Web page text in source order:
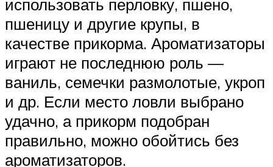
использовать перловку, пшено,
пшеницу и другие крупы, в
качестве прикорма. Ароматизаторы
играют не последнюю роль —
ваниль, семечки размолотые, укроп
и др. Если место ловли выбрано
удачно, а прикорм подобран
правильно, можно обойтись без
ароматизаторов.